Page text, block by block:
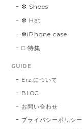
❇︎ Shoes
❇︎ Hat
❇︎iPhone case
□ 特集
GUIDE
Erz.について
BLOG
お問い合わせ
プライバシーポリシー